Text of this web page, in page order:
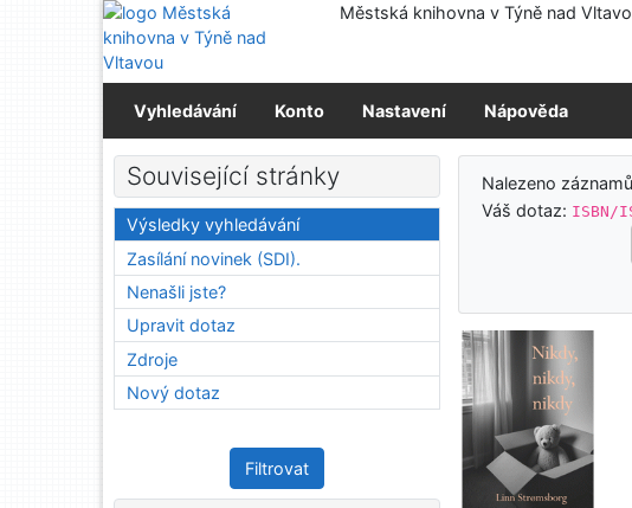
Přejít na obsah
Přejít na menu
Prohlášení o webové přístupnosti
Městská knihovna v Týně nad
Vyhledávání Konto Nastavení Nápověda
Výsledky
Nalezeno
Váš dotaz: ISBN/
Související stránky
Výsledky vyhledávání
Zasílání novinek (SDI).
Nenašli jste?
Upravit dotaz
Zdroje
Nový dotaz
Filtrovat